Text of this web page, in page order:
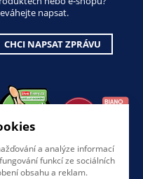
napsat.
CHCI NAPSAT ZPRÁVU
a analýze informací
funkcí ze sociálních
obsahu a reklam.